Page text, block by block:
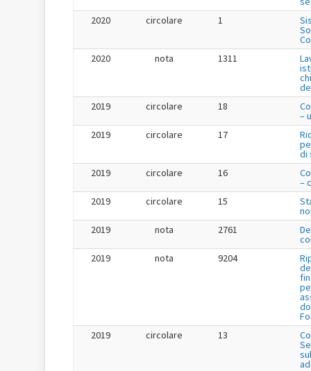
2020
circolare 1
2020
nota 1311
2019
circolare 18
–
2019
circolare 17
di
2019
circolare 16
–
2019
circolare 15
2019
nota 2761
2019
nota 9204
2019
circolare 13